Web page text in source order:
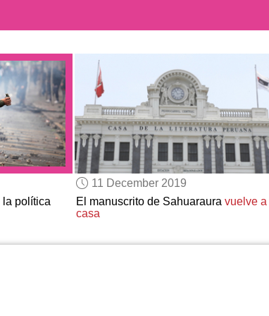
la política
11 December 2019
El manuscrito de Sahuaraura vuelve a
casa